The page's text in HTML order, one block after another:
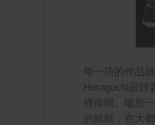
每一項的作品
Horaguchi寂靜
裡偷閒、喘息
的框框，在大